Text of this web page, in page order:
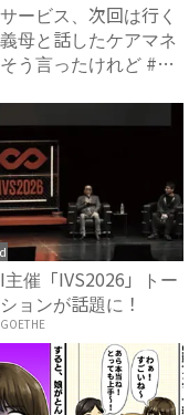
サービス、次回は行く
母と話したケアマネ
う言ったけれど #
主催「IVS2026」トー
ョンが話題に！